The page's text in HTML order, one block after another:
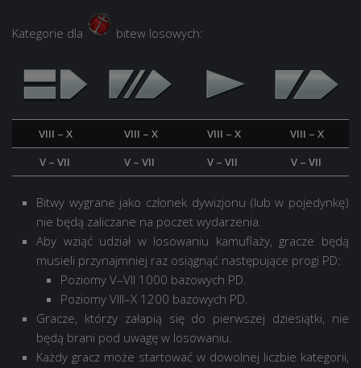
Kategorie dla bitew losowych:
VIII – X VIII – X VIII – X
VIII – X
V – VII
V – VII V – VII V – VII
Bitwy wygrane jako członek dywizjonu (lub w pojedynkę)
nie będą zaliczane na poczet wydarzenia.
Aby wziąć udział w losowaniu kamuflaży, gracze będą
musieli przynajmniej raz osiągnąć następujące progi PD:
Poziomy V–VII 1000 bazowych PD.
Poziomy VIII–X 1200 bazowych PD.
Gracze, którzy załapią się do pierwszej dziesiątki, nie
będą brani pod uwagę w losowaniu.
Każdy gracz może startować w dowolnej liczbie kategorii,